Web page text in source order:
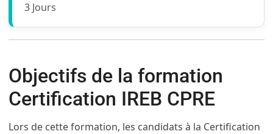
3 Jours
Objectifs de la formation
Certification IREB CPRE
Lors de cette formation, les candidats à la Certification